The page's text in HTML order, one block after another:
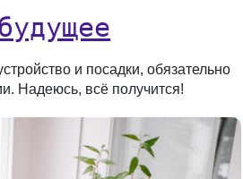
и посадки, обязательно
Надеюсь, всё получится!